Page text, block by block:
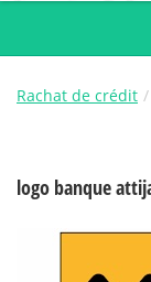
Rachat de crédit
logo banque